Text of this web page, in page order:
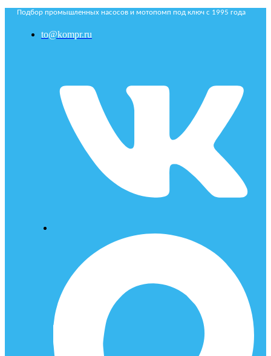
Подбор промышленных насосов и мотопомп под ключ с 1995 года
to@kompr.ru